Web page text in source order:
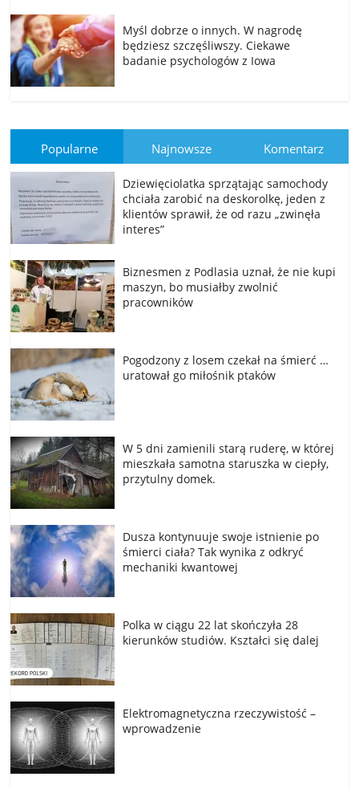
Myśl dobrze o innych. W nagrodę
będziesz szczęśliwszy. Ciekawe
badanie psychologów z Iowa
Popularne Najnowsze Komentarz
Dziewięciolatka sprzątając samochody
chciała zarobić na deskorolkę, jeden z
klientów sprawił, że od razu „zwinęła
interes”
Biznesmen z Podlasia uznał, że nie kupi
maszyn, bo musiałby zwolnić
pracowników
Pogodzony z losem czekał na śmierć …
uratował go miłośnik ptaków
W 5 dni zamienili starą ruderę, w której
mieszkała samotna staruszka w ciepły,
przytulny domek.
Dusza kontynuuje swoje istnienie po
śmierci ciała? Tak wynika z odkryć
mechaniki kwantowej
Polka w ciągu 22 lat skończyła 28
kierunków studiów. Kształci się dalej
Elektromagnetyczna rzeczywistość –
wprowadzenie